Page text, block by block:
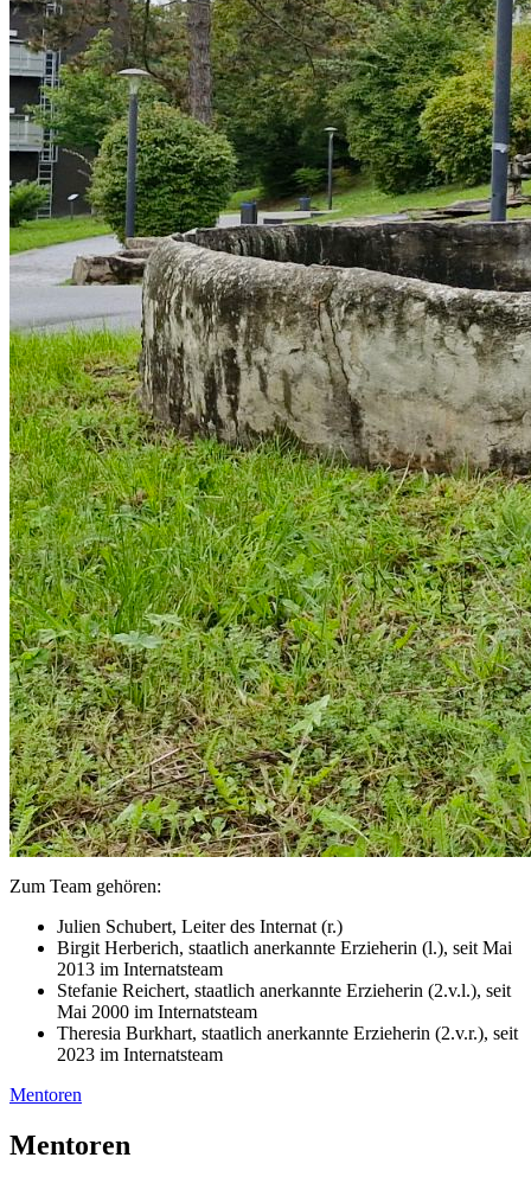
Zum Team gehören:
Julien Schubert, Leiter des Internat (r.)
Birgit Herberich, staatlich anerkannte Erzieherin (l.), seit Mai
2013 im Internatsteam
Stefanie Reichert, staatlich anerkannte Erzieherin (2.v.l.), seit
Mai 2000 im Internatsteam
Theresia Burkhart, staatlich anerkannte Erzieherin (2.v.r.), seit
2023 im Internatsteam
Mentoren
Mentoren